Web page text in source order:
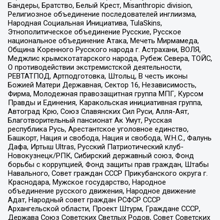
Бандеры, Братство, Белый Крест, Misanthropic division,
Религиозное объединение последователей инглиизма,
Народная Социальная Инициатива, TulaSkins,
Этнополитическое объединение Русские, Русское
национальное объединение Атака, Мечеть Мирмамеда,
Община Коренного Русского народа г. Астрахани, ВОЛЯ,
Меджлис крымскотатарского народа, Рубеж Севера, ТОЙС,
О противодействии экстремистской деятельности,
РЕВТАТПОД, Артподготовка, Штольц, В честь иконы
Божией Матери Державная, Сектор 16, Независимость,
Фирма, Молодежная правозащитная группа МПГ, Курсом
Правды и Единения, Каракольская инициативная группа,
Автоград Крю, Союз Славянских Сил Руси, Алля-Аят,
Благотворительный пансионат Ак Умут, Русская
республика Русь, Арестантское уголовное единство,
Башкорт, Нация и свобода, Нация и свобода, W.H.С., Фалунь
Дафа, Иртыш Ultras, Русский Патриотический клуб-
Новокузнецк/РПК, Сибирский державный союз, Фонд
борьбы с коррупцией, Фонд защиты прав граждан, Штабы
Навального, Совет граждан СССР Прикубанского округа г.
Краснодара, Мужское государство, Народное
объединение русского движения, Народное движение
Адат, Народный совет граждан РСФСР СССР
Архангельской области, Проект Штурм, Граждане СССР,
Держава Союз Советских Светлых Родов, Совет Советских